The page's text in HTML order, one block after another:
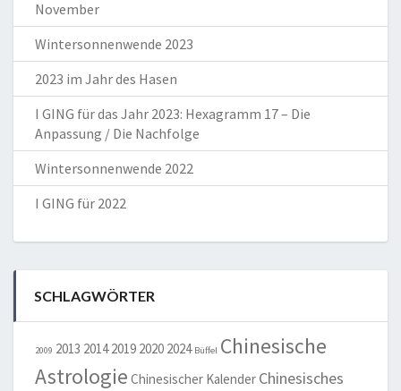
November
Wintersonnenwende 2023
2023 im Jahr des Hasen
I GING für das Jahr 2023: Hexagramm 17 – Die
Anpassung / Die Nachfolge
Wintersonnenwende 2022
I GING für 2022
SCHLAGWÖRTER
2009 2013 2014 2019 2020 2024 Büffel Chinesische
Astrologie Chinesischer Kalender Chinesisches